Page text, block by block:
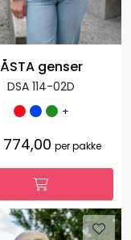
ÅSTA genser
DSA 114-02D
+
774,00 per pakke